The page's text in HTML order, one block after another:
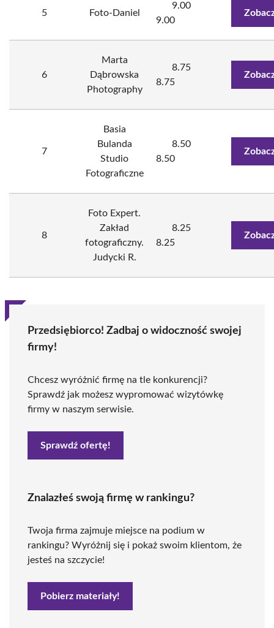
5 Foto-Daniel
9.00
9.00
6
Marta
Dąbrowska
Photography
8.75
8.75
7
Basia
Bulanda
Studio
Fotograficzne
8.50
8.50
8
Foto Expert.
Zakład
fotograficzny.
Judycki R.
8.25
8.25
Przedsiębiorco! Zadbaj o widoczność swojej
firmy!
Chcesz wyróżnić firmę na tle konkurencji?
Sprawdź jak możesz wypromować wizytówkę
firmy w naszym serwisie.
Sprawdź ofertę!
Znalazłeś swoją firmę w rankingu?
Twoja firma zajmuje miejsce na podium w
rankingu? Wyróżnij się i pokaż swoim klientom, że
jesteś na szczycie!
Pobierz materiały!